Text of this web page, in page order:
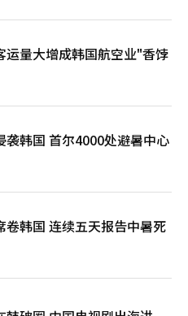
运量大增成韩国航空业"香饽
袭韩国 首尔4000处避暑中心
卷韩国 连续五天报告中暑死